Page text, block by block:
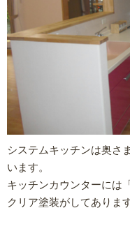
システムキッチンは奥さ
います。
キッチンカウンターには
クリア塗装がしてあります